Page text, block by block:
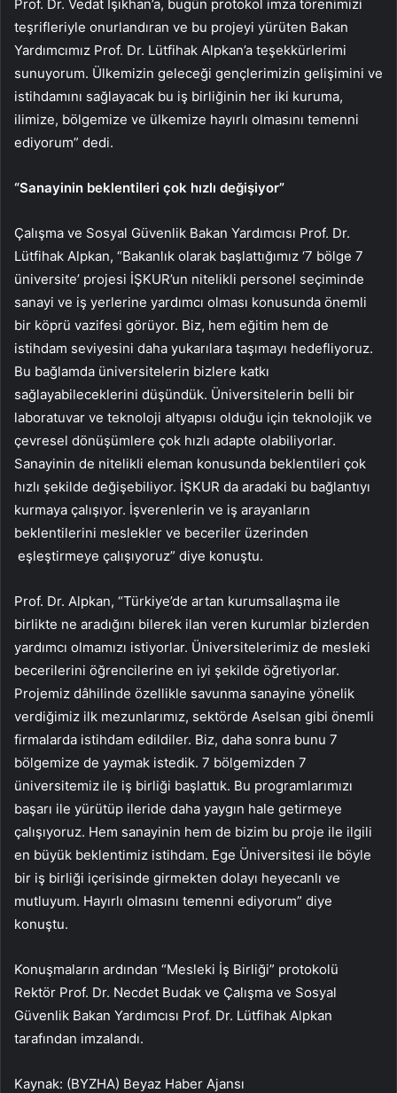
Prof. Dr. Vedat Işıkhan’a, bugün protokol imza törenimizi
teşrifleriyle onurlandıran ve bu projeyi yürüten Bakan
Yardımcımız Prof. Dr. Lütfihak Alpkan’a teşekkürlerimi
sunuyorum. Ülkemizin geleceği gençlerimizin gelişimini ve
istihdamını sağlayacak bu iş birliğinin her iki kuruma,
ilimize, bölgemize ve ülkemize hayırlı olmasını temenni
ediyorum” dedi.
“Sanayinin beklentileri çok hızlı değişiyor”
Çalışma ve Sosyal Güvenlik Bakan Yardımcısı Prof. Dr.
Lütfihak Alpkan, “Bakanlık olarak başlattığımız ‘7 bölge 7
üniversite’ projesi İŞKUR’un nitelikli personel seçiminde
sanayi ve iş yerlerine yardımcı olması konusunda önemli
bir köprü vazifesi görüyor. Biz, hem eğitim hem de
istihdam seviyesini daha yukarılara taşımayı hedefliyoruz.
Bu bağlamda üniversitelerin bizlere katkı
sağlayabileceklerini düşündük. Üniversitelerin belli bir
laboratuvar ve teknoloji altyapısı olduğu için teknolojik ve
çevresel dönüşümlere çok hızlı adapte olabiliyorlar.
Sanayinin de nitelikli eleman konusunda beklentileri çok
hızlı şekilde değişebiliyor. İŞKUR da aradaki bu bağlantıyı
kurmaya çalışıyor. İşverenlerin ve iş arayanların
beklentilerini meslekler ve beceriler üzerinden
eşleştirmeye çalışıyoruz” diye konuştu.
Prof. Dr. Alpkan, “Türkiye’de artan kurumsallaşma ile
birlikte ne aradığını bilerek ilan veren kurumlar bizlerden
yardımcı olmamızı istiyorlar. Üniversitelerimiz de mesleki
becerilerini öğrencilerine en iyi şekilde öğretiyorlar.
Projemiz dâhilinde özellikle savunma sanayine yönelik
verdiğimiz ilk mezunlarımız, sektörde Aselsan gibi önemli
firmalarda istihdam edildiler. Biz, daha sonra bunu 7
bölgemize de yaymak istedik. 7 bölgemizden 7
üniversitemiz ile iş birliği başlattık. Bu programlarımızı
başarı ile yürütüp ileride daha yaygın hale getirmeye
çalışıyoruz. Hem sanayinin hem de bizim bu proje ile ilgili
en büyük beklentimiz istihdam. Ege Üniversitesi ile böyle
bir iş birliği içerisinde girmekten dolayı heyecanlı ve
mutluyum. Hayırlı olmasını temenni ediyorum” diye
konuştu.
Konuşmaların ardından “Mesleki İş Birliği” protokolü
Rektör Prof. Dr. Necdet Budak ve Çalışma ve Sosyal
Güvenlik Bakan Yardımcısı Prof. Dr. Lütfihak Alpkan
tarafından imzalandı.
Kaynak: (BYZHA) Beyaz Haber Ajansı